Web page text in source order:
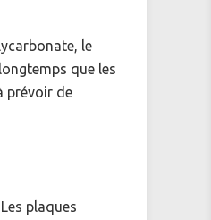
le
que les
prévoir de
Les plaques